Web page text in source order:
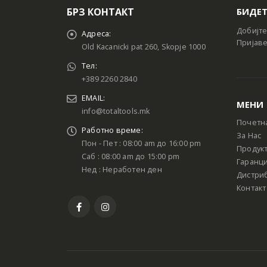
БРЗ КОНТАКТ
Адреса:
Old Kacanicki pat 260, Skopje 1000
Тел:
+389 2260 2840
EMAIL:
info@totaltools.mk
Работно време:
Пон - Пет : 08:00 am до 16:00 pm
Саб : 08:00 am до 15:00 pm
Нед : Неработен ден
МЕНИ
За Нас
Контакт